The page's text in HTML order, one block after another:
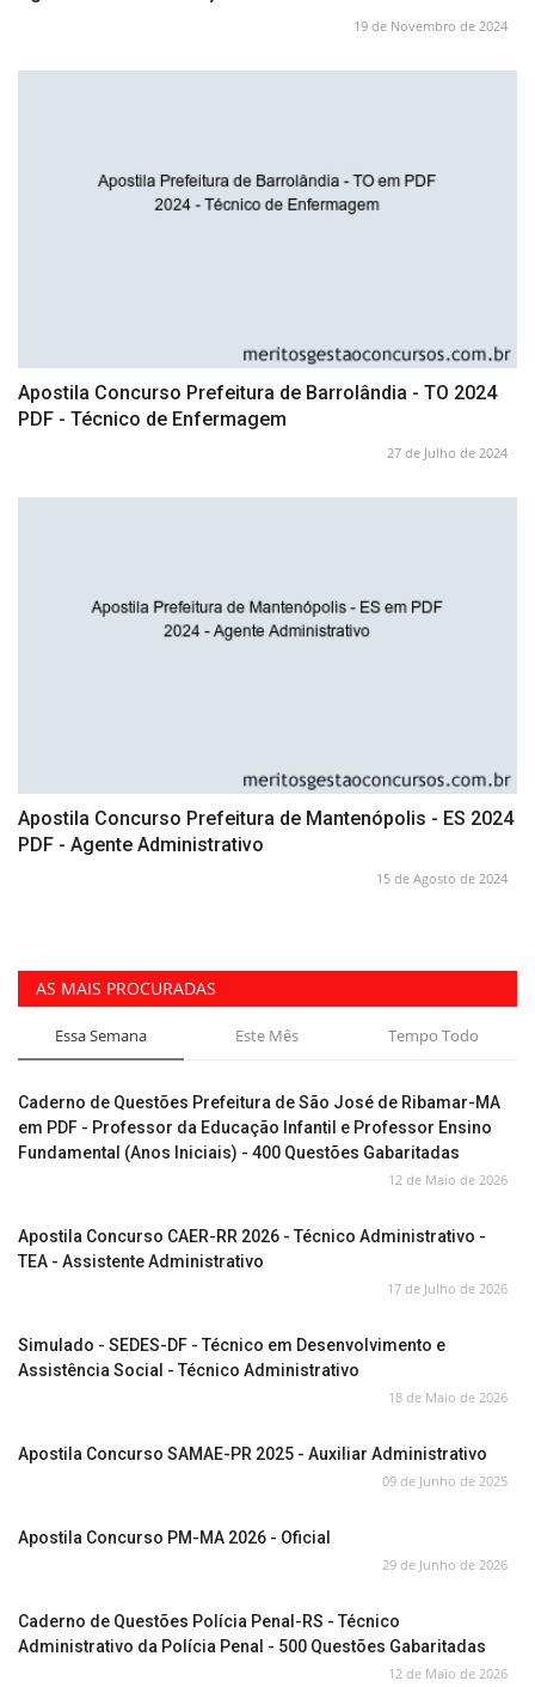
19 de Novembro de 2024
Apostila Concurso Prefeitura de Barrolândia - TO 2024
PDF - Técnico de Enfermagem
27 de Julho de 2024
Apostila Concurso Prefeitura de Mantenópolis - ES 2024
PDF - Agente Administrativo
15 de Agosto de 2024
AS MAIS PROCURADAS
Essa Semana Este Mês Tempo Todo
Caderno de Questões Prefeitura de São José de Ribamar-MA
em PDF - Professor da Educação Infantil e Professor Ensino
Fundamental (Anos Iniciais) - 400 Questões Gabaritadas
12 de Maio de 2026
Apostila Concurso CAER-RR 2026 - Técnico Administrativo -
TEA - Assistente Administrativo
17 de Julho de 2026
Simulado - SEDES-DF - Técnico em Desenvolvimento e
Assistência Social - Técnico Administrativo
18 de Maio de 2026
Apostila Concurso SAMAE-PR 2025 - Auxiliar Administrativo
09 de Junho de 2025
Apostila Concurso PM-MA 2026 - Oficial
29 de Junho de 2026
Caderno de Questões Polícia Penal-RS - Técnico
Administrativo da Polícia Penal - 500 Questões Gabaritadas
12 de Maio de 2026